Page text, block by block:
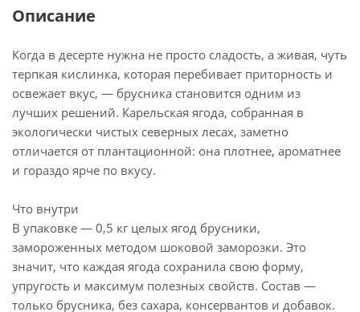
Описание
Когда в десерте нужна не просто сладость, а живая, чуть
терпкая кислинка, которая перебивает приторность и
освежает вкус, — брусника становится одним из
лучших решений. Карельская ягода, собранная в
экологически чистых северных лесах, заметно
отличается от плантационной: она плотнее, ароматнее
и гораздо ярче по вкусу.
Что внутри
В упаковке — 0,5 кг целых ягод брусники,
замороженных методом шоковой заморозки. Это
значит, что каждая ягода сохранила свою форму,
упругость и максимум полезных свойств. Состав —
только брусника, без сахара, консервантов и добавок.